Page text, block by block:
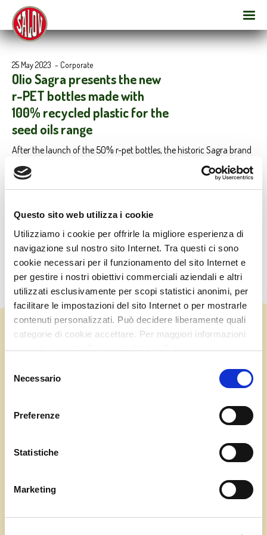
Questo sito web utilizza i cookie
Utilizziamo i cookie per offrirle la migliore esperienza di
navigazione sul nostro sito Internet. Tra questi ci sono
cookie necessari per il funzionamento del sito Internet e
per gestire i nostri obiettivi commerciali aziendali e altri
utilizzati esclusivamente per scopi statistici anonimi, per
facilitare le impostazioni del sito Internet o per mostrarle
contenuti personalizzati. Può decidere liberamente quali
categorie di cookie accettare. Per maggiori informazioni
consulti la nostra Privacy & Cookie Policy
delNecessario
Preferenze
Statistiche
Marketing
25 May 2023 - Corporate
Olio Sagra presents the new
r-PET bottles made with
100% recycled plastic for the
seed oils range
After the launch of the 50% r-pet bottles, the historic Sagra brand
makes its commitment to reducing its environmental impact
increasingly tangible by launching new bottles made with 100%
recycled and totally recyclable plastic on the market. A new
the environment.